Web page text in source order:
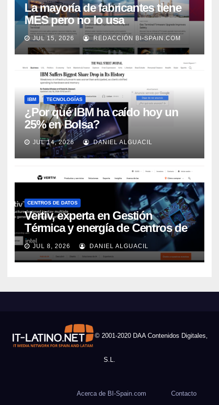
La mayoría de fabricantes tiene
MES pero no lo usa
adecuadamente, según Rockwell
Automation
JUL 15, 2026 REDACCIÓN BI-SPAIN.COM
IBM TECNOLOGÍAS
¿Por qué IBM ha caído hoy un
25% en Bolsa?
JUL 14, 2026 DANIEL ALGUACIL
CENTROS DE DATOS
Vertiv, experta en Gestión
Térmica y energía de Centros de
Datos, sigue su crecimiento
imparable
JUL 8, 2026 DANIEL ALGUACIL
© 2001-2020 DAA Contenidos Digitales,
S.L.
Acerca de BI-Spain.com Contacto